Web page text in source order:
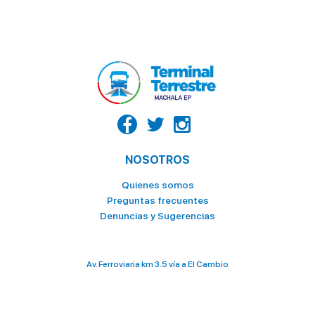
NOSOTROS
Quienes somos
Preguntas frecuentes
Denuncias y Sugerencias
Av. Ferroviaria km 3.5 vía a El Cambio